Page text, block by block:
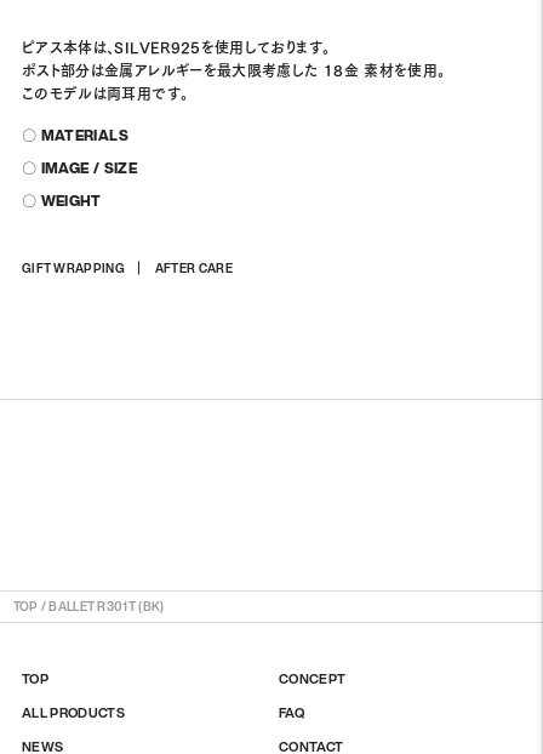
ピアス本体は、SILVER925を使用しております。
ポスト部分は金属アレルギーを最大限考慮した 18金 素材を使用。
このモデルは両耳用です。
〇 MATERIALS
〇 IMAGE / SIZE
〇 WEIGHT
GIFT WRAPPING AFTER CARE
商
TOP /BALLET R301T (BK)
TOP
ALL PRODUCTS
NEWS
CONCEPT
FAQ
CONTACT